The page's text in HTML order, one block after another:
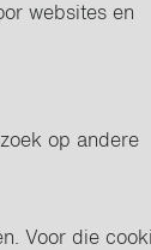
websites en
op andere
Voor die